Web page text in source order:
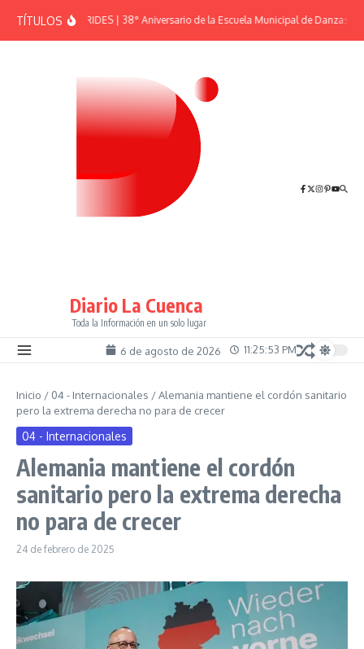
TÍTULOSEFEMÉRIDES | 38° Aniversario de la Escuela Municipal de Danzas “El
Diario La Cuenca
Toda la Información en un solo lugar
6 de agosto de 2026 11:25:53 PM
Inicio / 04 - Internacionales /Alemania mantiene el cordón sanitario
pero la extrema derecha no para de crecer
04 - Internacionales
Alemania mantiene el cordón
sanitario pero la extrema derecha
no para de crecer
24 de febrero de 2025